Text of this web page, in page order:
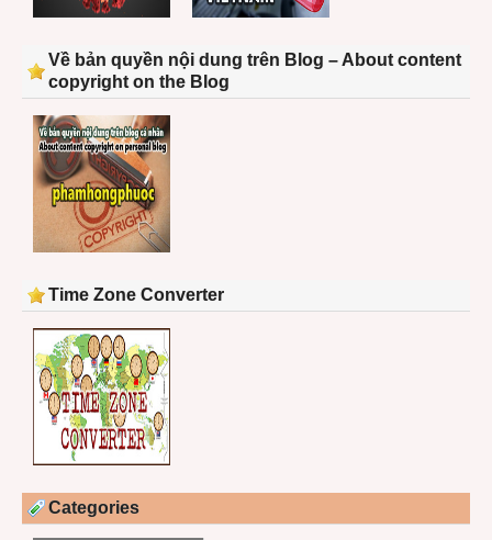
Về bản quyền nội dung trên Blog – About content
copyright on the Blog
Time Zone Converter
Categories